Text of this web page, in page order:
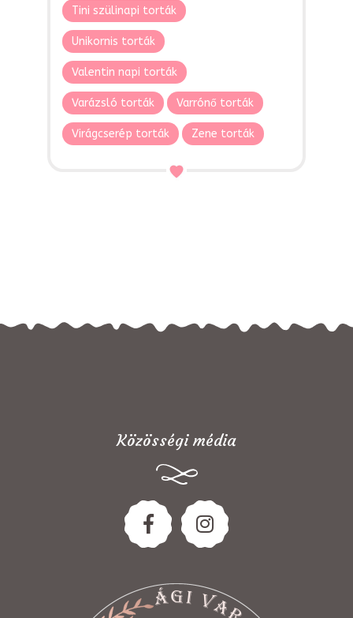
Tini szülinapi torták
Unikornis torták
Valentin napi torták
Varázsló torták Varrónő torták
Virágcserép torták Zene torták
Közösségi média